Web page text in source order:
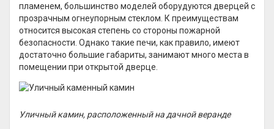
пламенем, большинство моделей оборудуются дверцей с
прозрачным огнеупорным стеклом. К преимуществам
относится высокая степень со стороны пожарной
безопасности. Однако такие печи, как правило, имеют
достаточно большие габариты, занимают много места в
помещении при открытой дверце.
Уличный камин, расположенный на дачной веранде